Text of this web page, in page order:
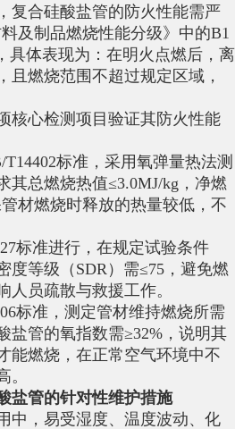
复合硅酸盐管的防火性能需严
及制品燃烧性能分级》中的B1
具体表现为：在明火点燃后，离
且燃烧范围不超过规定区域，
核心检测项目验证其防火性能
标准，采用氧弹量热法测
其总燃烧热值≤3.0MJ/kg，净燃
材燃烧时释放的热量较低，不
标准进行，在规定试验条件
度等级（SDR）需≤75，避免燃
人员疏散与救援工作。
标准，测定管材维持燃烧所需
盐管的氧指数需≥32%，说明其
能燃烧，在正常空气环境中不
。
盐管的针对性维护措施
中，易受湿度、温度波动、化